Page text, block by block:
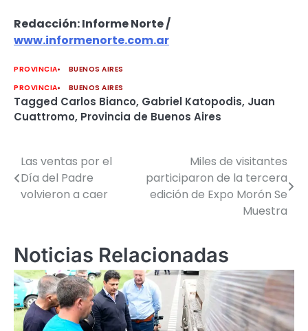
Redacción: Informe Norte /
www.informenorte.com.ar
PROVINCIA
BUENOS AIRES
PROVINCIA
BUENOS AIRES
Tagged Carlos Bianco, Gabriel Katopodis, Juan
Cuattromo, Provincia de Buenos Aires
Navegación
de
Las ventas por el
Día del Padre
volvieron a caer
Miles de visitantes
participaron de la tercera
edición de Expo Morón Se
Muestra
Noticias Relacionadas